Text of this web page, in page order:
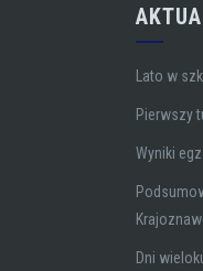
Lato w
Pierwszy
Wyniki
Dni